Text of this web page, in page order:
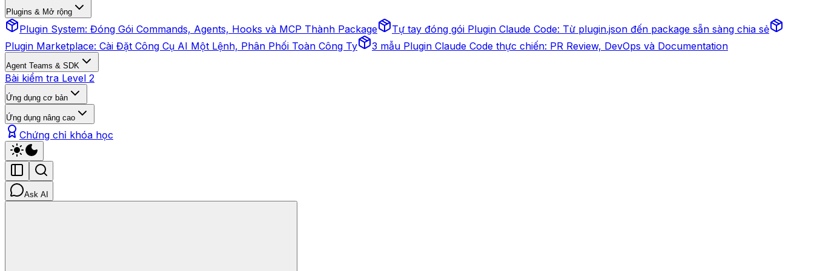
Plugins & Mở rộng
Plugin System: Đóng Gói Commands, Agents, Hooks và MCP Thành Package
Tự tay đóng gói Plugin Claude Code: Từ plugin.json đến package sẵn sàng chia sẻ
Plugin Marketplace: Cài Đặt Công Cụ AI Một Lệnh, Phân Phối Toàn Công Ty
3 mẫu Plugin Claude Code thực chiến: PR Review, DevOps và Documentation
Agent Teams & SDK
Bài kiểm tra Level 2
Ứng dụng cơ bản
Ứng dụng nâng cao
Chứng chỉ khóa học
Ask AI